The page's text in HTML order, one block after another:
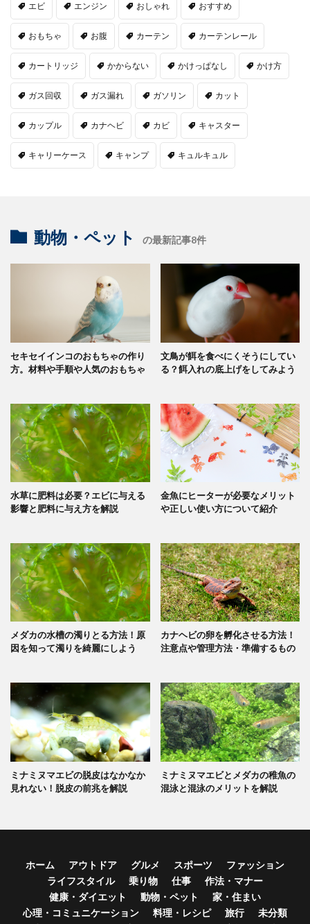
エビ エンジン おしゃれ おすすめ
おもちゃ お腹 カーテン カーテンレール
カートリッジ かからない かけっぱなし かけ方
ガス回収 ガス漏れ ガソリン カット
カップル カナヘビ カビ キャスター
キャリーケース キャンプ キュルキュル
動物・ペット の最新記事8件
セキセイインコのおもちゃの作り
方。材料や手順や人気のおもちゃ
文鳥が餌を食べにくそうにしてい
る？餌入れの底上げをしてみよう
水草に肥料は必要？エビに与える
影響と肥料に与え方を解説
金魚にヒーターが必要なメリット
や正しい使い方について紹介
メダカの水槽の濁りとる方法！原
因を知って濁りを綺麗にしよう
カナヘビの卵を孵化させる方法！
注意点や管理方法・準備するもの
ミナミヌマエビの脱皮はなかなか
見れない！脱皮の前兆を解説
ミナミヌマエビとメダカの稚魚の
混泳と混泳のメリットを解説
ホーム アウトドア グルメ スポーツ
ファッション
ライフスタイル
乗り物 仕事
作法・マナー
健康・ダイエット
動物・ペット
家・住まい
心理・コミュニケーション
料理・レシピ 旅行
未分類